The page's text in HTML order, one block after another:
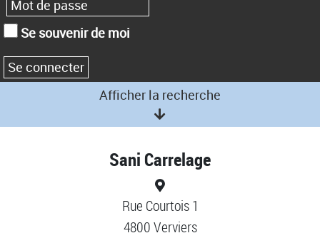
Se souvenir de moi
Afficher la recherche
Sani Carrelage
Rue Courtois 1
4800 Verviers